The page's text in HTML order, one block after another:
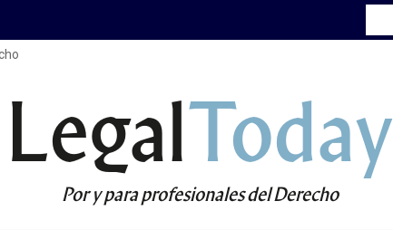
LegalToday
Por y para profesionales del Derecho